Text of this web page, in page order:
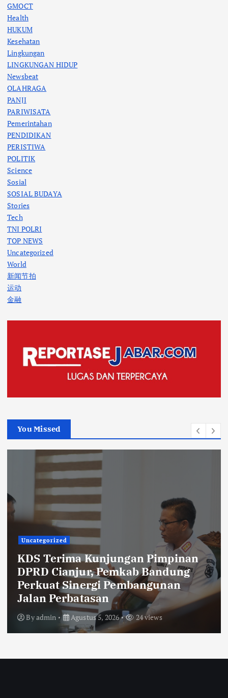
GMOCT
Health
HUKUM
Kesehatan
Lingkungan
LINGKUNGAN HIDUP
Newsbeat
OLAHRAGA
PANJI
PARIWISATA
Pemerintahan
PENDIDIKAN
PERISTIWA
POLITIK
Science
Sosial
SOSIAL BUDAYA
Stories
Tech
TNI POLRI
TOP NEWS
Uncategorized
World
新闻节拍
运动
金融
You Missed
Uncategorized
KDS Terima Kunjungan Pimpinan
DPRD Cianjur, Pemkab Bandung
Perkuat Sinergi Pembangunan
Jalan Perbatasan
Byadmin Agustus 5, 2026 24 views